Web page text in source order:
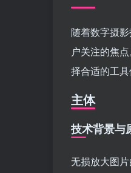
随着数字摄
户关注的焦
择合适的工具
主体
技术背景与
无损放大图